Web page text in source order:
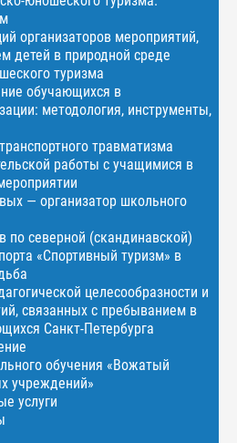
организаторов мероприятий,
детей в природной среде
туризма
обучающихся в
методология, инструменты,
травматизма
работы с учащимися в
— организатор школьного
по северной (скандинавской)
«Спортивный туризм» в
целесообразности и
связанных с пребыванием в
Санкт-Петербурга
обучения «Вожатый
учреждений»
услуги